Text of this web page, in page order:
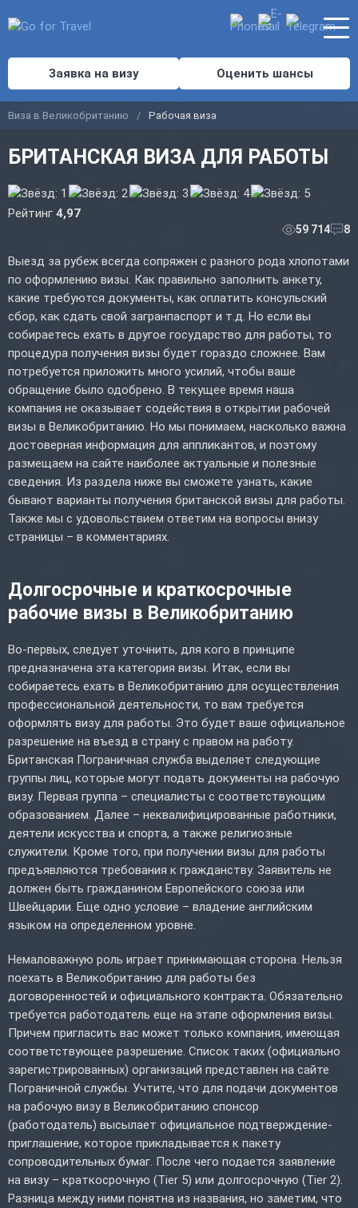
Заявка на визу Оценить шансы
Виза в Великобританию Рабочая виза
БРИТАНСКАЯ ВИЗА ДЛЯ РАБОТЫ
Рейтинг 4,97
59 714 8
Выезд за рубеж всегда сопряжен с разного рода хлопотами
по оформлению визы. Как правильно заполнить анкету,
какие требуются документы, как оплатить консульский
сбор, как сдать свой загранпаспорт и т.д. Но если вы
собираетесь ехать в другое государство для работы, то
процедура получения визы будет гораздо сложнее. Вам
потребуется приложить много усилий, чтобы ваше
обращение было одобрено. В текущее время наша
компания не оказывает содействия в открытии рабочей
визы в Великобританию. Но мы понимаем, насколько важна
достоверная информация для аппликантов, и поэтому
размещаем на сайте наиболее актуальные и полезные
сведения. Из раздела ниже вы сможете узнать, какие
бывают варианты получения британской визы для работы.
Также мы с удовольствием ответим на вопросы внизу
страницы – в комментариях.
Долгосрочные и краткосрочные
рабочие визы в Великобританию
Во-первых, следует уточнить, для кого в принципе
предназначена эта категория визы. Итак, если вы
собираетесь ехать в Великобританию для осуществления
профессиональной деятельности, то вам требуется
оформлять визу для работы. Это будет ваше официальное
разрешение на въезд в страну с правом на работу.
Британская Пограничная служба выделяет следующие
группы лиц, которые могут подать документы на рабочую
визу. Первая группа – специалисты с соответствующим
образованием. Далее – неквалифицированные работники,
деятели искусства и спорта, а также религиозные
служители. Кроме того, при получении визы для работы
предъявляются требования к гражданству. Заявитель не
должен быть гражданином Европейского союза или
Швейцарии. Еще одно условие – владение английским
языком на определенном уровне.
Немаловажную роль играет принимающая сторона. Нельзя
поехать в Великобританию для работы без
договоренностей и официального контракта. Обязательно
требуется работодатель еще на этапе оформления визы.
Причем пригласить вас может только компания, имеющая
соответствующее разрешение. Список таких (официально
зарегистрированных) организаций представлен на сайте
Пограничной службы. Учтите, что для подачи документов
на рабочую визу в Великобританию спонсор
(работодатель) высылает официальное подтверждение-
приглашение, которое прикладывается к пакету
сопроводительных бумаг. После чего подается заявление
на визу – краткосрочную (Tier 5) или долгосрочную (Tier 2).
Разница между ними понятна из названия, но заметим, что